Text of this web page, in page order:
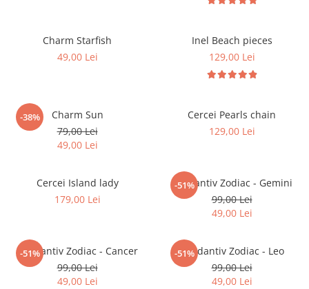
Charm Starfish
49,00 Lei
Inel Beach pieces
129,00 Lei
-38%
Charm Sun
79,00 Lei
49,00 Lei
Cercei Pearls chain
129,00 Lei
Cercei Island lady
179,00 Lei
-51%
Pandantiv Zodiac - Gemini
99,00 Lei
49,00 Lei
-51%
Pandantiv Zodiac - Cancer
99,00 Lei
49,00 Lei
-51%
Pandantiv Zodiac - Leo
99,00 Lei
49,00 Lei